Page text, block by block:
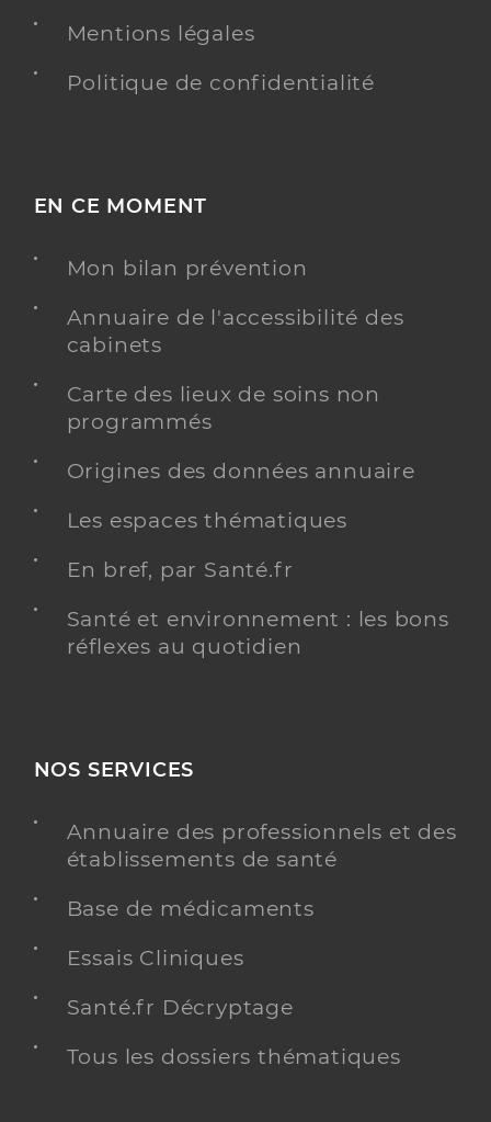
Mentions légales
Politique de confidentialité
EN CE MOMENT
Mon bilan prévention
Annuaire de l'accessibilité des
cabinets
Carte des lieux de soins non
programmés
Origines des données annuaire
Les espaces thématiques
En bref, par Santé.fr
Santé et environnement : les bons
réflexes au quotidien
NOS SERVICES
Annuaire des professionnels et des
établissements de santé
Base de médicaments
Essais Cliniques
Santé.fr Décryptage
Tous les dossiers thématiques